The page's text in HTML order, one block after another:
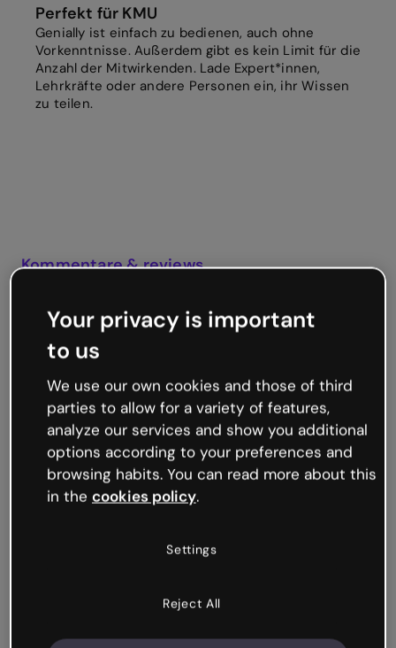
Perfekt für KMU
Genially ist einfach zu bedienen, auch ohne
Vorkenntnisse. Außerdem gibt es kein Limit für die
Anzahl der Mitwirkenden. Lade Expert*innen,
Lehrkräfte oder andere Personen ein, ihr Wissen
zu teilen.
Kommentare & reviews
Freigaben einholen
Diskutiere Projekte direkt in Genially und
erhalte Feedback von mehreren Beteiligten –
sowohl zu Entwürfen als auch zu
veröffentlichten Inhalten.
Your privacy is important
to us
We use our own cookies and those of third
parties to allow for a variety of features,
analyze our services and show you additional
options according to your preferences and
browsing habits. You can read more about this
in the cookies policy.
Settings
Reject All